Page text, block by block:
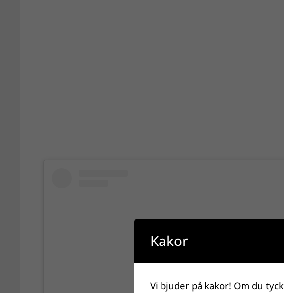
Kakor
Vi bjuder på kakor! Om du